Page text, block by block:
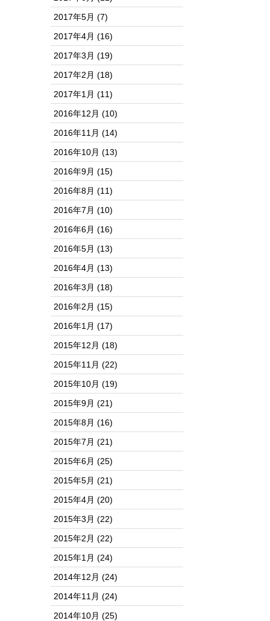
2017年5月 (7)
2017年4月 (16)
2017年3月 (19)
2017年2月 (18)
2017年1月 (11)
2016年12月 (10)
2016年11月 (14)
2016年10月 (13)
2016年9月 (15)
2016年8月 (11)
2016年7月 (10)
2016年6月 (16)
2016年5月 (13)
2016年4月 (13)
2016年3月 (18)
2016年2月 (15)
2016年1月 (17)
2015年12月 (18)
2015年11月 (22)
2015年10月 (19)
2015年9月 (21)
2015年8月 (16)
2015年7月 (21)
2015年6月 (25)
2015年5月 (21)
2015年4月 (20)
2015年3月 (22)
2015年2月 (22)
2015年1月 (24)
2014年12月 (24)
2014年11月 (24)
2014年10月 (25)